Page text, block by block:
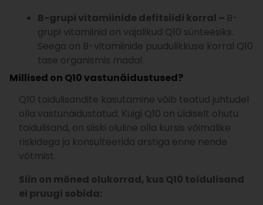
B-grupi vitamiinide defitsiidi korral – B-
grupi vitamiinid on vajalikud Q10 sünteesiks.
Seega on B-vitamiinide puudulikkuse korral Q10
tase organismis madal.
Millised on Q10 vastunäidustused?
Q10 toidulisandite kasutamine võib teatud juhtudel
olla vastunäidustatud. Kuigi Q10 on üldiselt ohutu
toidulisand, on siiski oluline olla kursis võimalike
riskidega ja konsulteerida arstiga enne nende
võtmist.
Siin on mõned olukorrad, kus Q10 toidulisand
ei pruugi sobida: